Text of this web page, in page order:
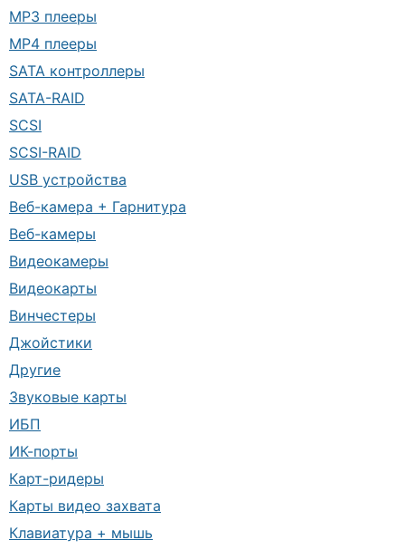
MP3 плееры
MP4 плееры
SATA контроллеры
SATA-RAID
SCSI
SCSI-RAID
USB устройства
Веб-камера + Гарнитура
Веб-камеры
Видеокамеры
Видеокарты
Винчестеры
Джойстики
Другие
Звуковые карты
ИБП
ИК-порты
Карт-ридеры
Карты видео захвата
Клавиатура + мышь